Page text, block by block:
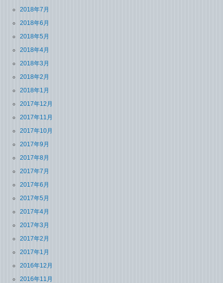
2018年7月
2018年6月
2018年5月
2018年4月
2018年3月
2018年2月
2018年1月
2017年12月
2017年11月
2017年10月
2017年9月
2017年8月
2017年7月
2017年6月
2017年5月
2017年4月
2017年3月
2017年2月
2017年1月
2016年12月
2016年11月